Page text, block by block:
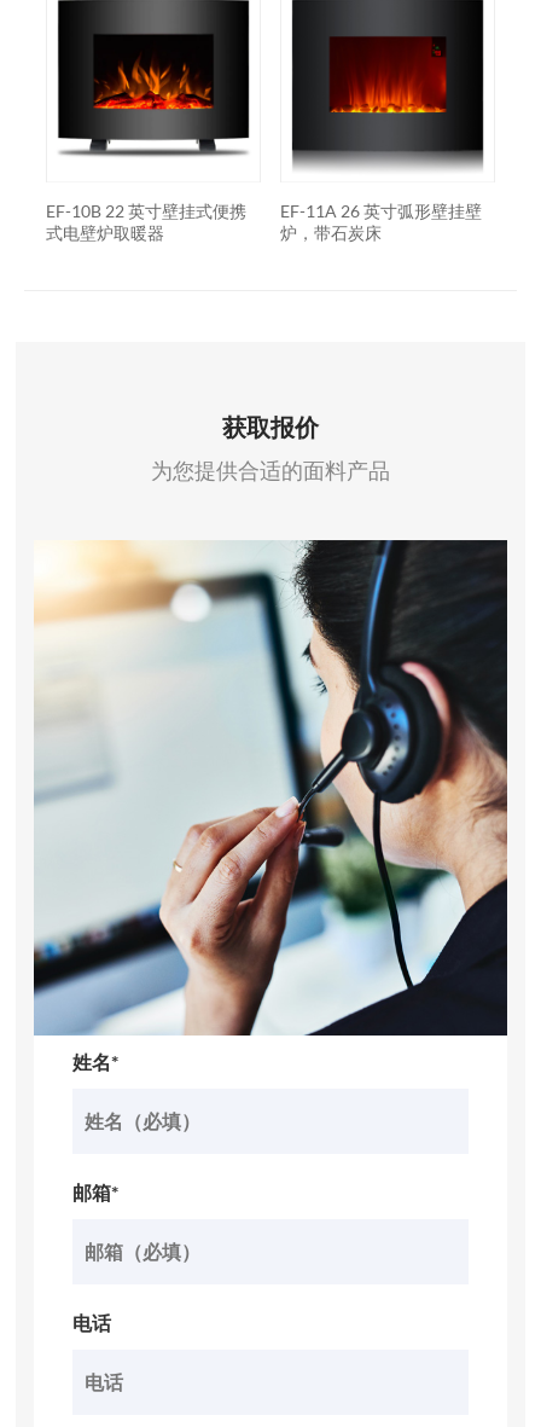
EF-10B 22 英寸壁挂式便携
式电壁炉取暖器
EF-11A 26 英寸弧形壁挂壁
炉，带石炭床
获取报价
为您提供合适的面料产品
姓名*
邮箱*
电话